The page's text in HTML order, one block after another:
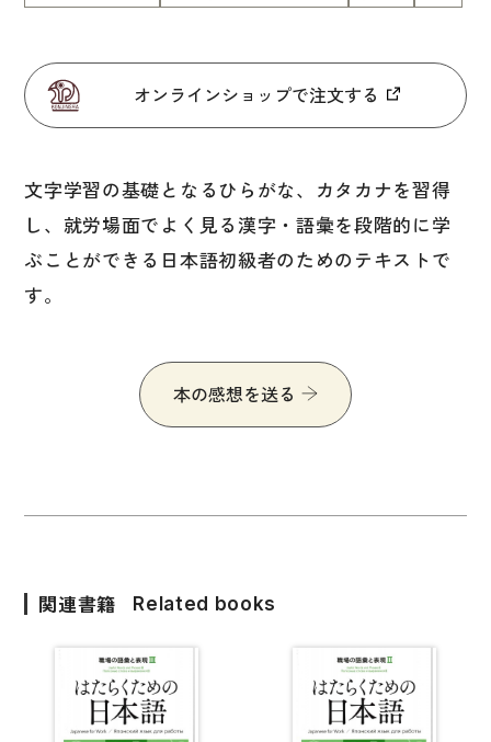
絵本・子ども向け補助
図表
日本語学習辞典
漢字字典（辞典）
英語辞典
スペイン語辞典
ポルトガル語辞典
各国語辞典
漢字・漢和辞典
語学・文法辞典
オンラインショップで注文する
文字学習の基礎となるひらがな、カタカナを習得
し、就労場面でよく見る漢字・語彙を段階的に学
ぶことができる日本語初級者のためのテキストで
す。
本の感想を送る
関連書籍 Related books